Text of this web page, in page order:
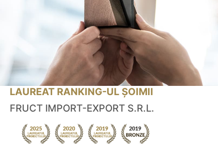
LAUREAT RANKING-UL ȘOIMII
FRUCT IMPORT-EXPORT S.R.L.